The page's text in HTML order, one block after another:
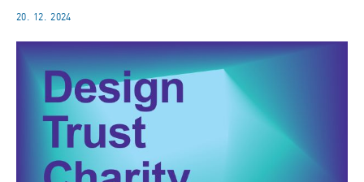
20. 12. 2024